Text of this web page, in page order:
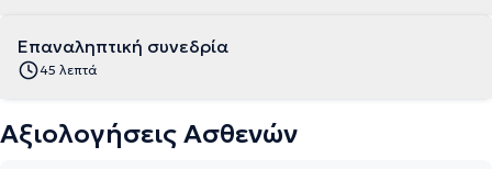
Επαναληπτική συνεδρία
45 λεπτά
Αξιολογήσεις Ασθενών